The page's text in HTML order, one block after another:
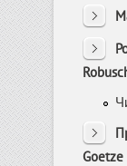
Goetze